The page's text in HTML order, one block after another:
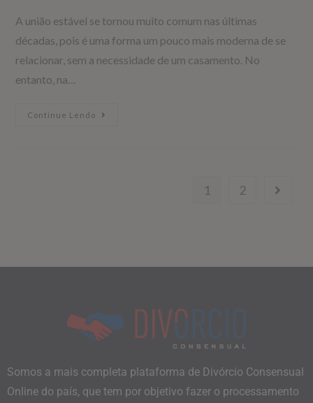
A união estável se tornou muito comum nas últimas
décadas, pois é uma forma um pouco mais moderna de se
relacionar, sem a necessidade de um casamento. No
entanto, na…
Continue Lendo
1 2
Somos a mais completa plataforma de Divórcio Consensual
Online do país, que tem por objetivo fazer o processamento